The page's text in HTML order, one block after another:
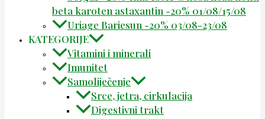
beta karoten astaxantin -20% 01/08/15/08
Uriage Bariesun -20% 03/08-23/08
KATEGORIJE
Vitamini i minerali
Imunitet
Samoliječenje
Srce, jetra, cirkulacija
Digestivni trakt